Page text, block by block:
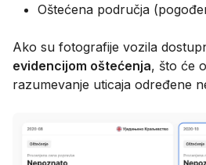
Oštećena područja
Ako su fotografije vozila
evidencijom oštećenja, što će
razumevanje uticaja određene